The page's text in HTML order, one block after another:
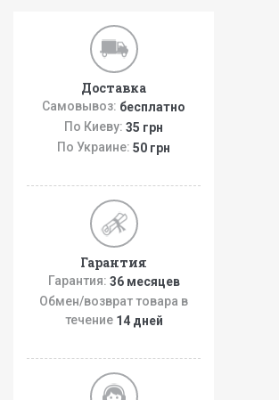
Доставка
Самовывоз: бесплатно
По Киеву: 35 грн
По Украине: 50 грн
Гарантия
Гарантия: 36 месяцев
Обмен/возврат товара в
течение 14 дней